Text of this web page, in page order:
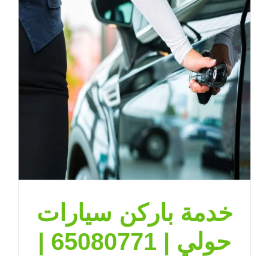
خدمة باركن سيارات
حولي | 65080771 |